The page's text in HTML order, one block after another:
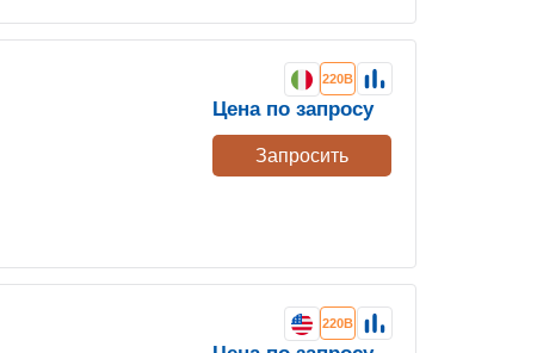
220В
Цена по запросу
Запросить
220В